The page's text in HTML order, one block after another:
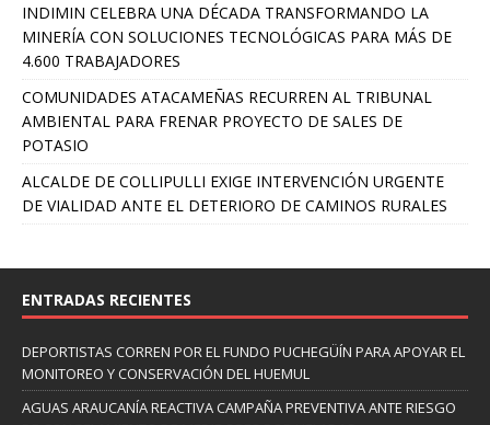
INDIMIN CELEBRA UNA DÉCADA TRANSFORMANDO LA
MINERÍA CON SOLUCIONES TECNOLÓGICAS PARA MÁS DE
4.600 TRABAJADORES
COMUNIDADES ATACAMEÑAS RECURREN AL TRIBUNAL
AMBIENTAL PARA FRENAR PROYECTO DE SALES DE
POTASIO
ALCALDE DE COLLIPULLI EXIGE INTERVENCIÓN URGENTE
DE VIALIDAD ANTE EL DETERIORO DE CAMINOS RURALES
ENTRADAS RECIENTES
DEPORTISTAS CORREN POR EL FUNDO PUCHEGÜÍN PARA APOYAR EL
MONITOREO Y CONSERVACIÓN DEL HUEMUL
AGUAS ARAUCANÍA REACTIVA CAMPAÑA PREVENTIVA ANTE RIESGO